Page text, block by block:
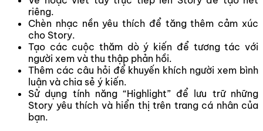
riêng.
Chèn nhạc nền yêu thích để tăng thêm cảm xúc
cho Story.
Tạo các cuộc thăm dò ý kiến để tương tác với
người xem và thu thập phản hồi.
Thêm các câu hỏi để khuyến khích người xem bình
luận và chia sẻ ý kiến.
Sử dụng tính năng “Highlight” để lưu trữ những
Story yêu thích và hiển thị trên trang cá nhân của
bạn.